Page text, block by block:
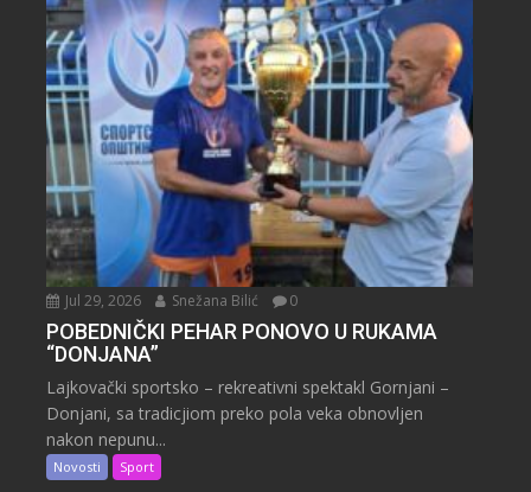
Jul 29, 2026 Snežana Bilić 0
POBEDNIČKI PEHAR PONOVO U RUKAMA
“DONJANA”
Lajkovački sportsko – rekreativni spektakl Gornjani –
Donjani, sa tradicjiom preko pola veka obnovljen
nakon nepunu...
Novosti Sport